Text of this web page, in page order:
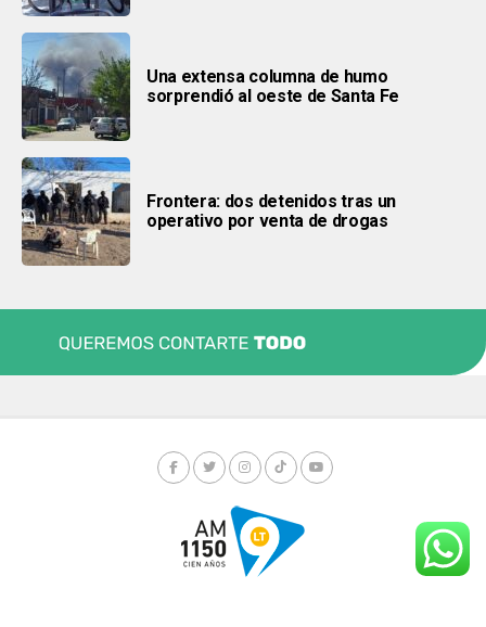
Una extensa columna de humo
sorprendió al oeste de Santa Fe
Frontera: dos detenidos tras un
operativo por venta de drogas